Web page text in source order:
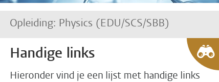
Opleiding: Physics (EDU/SCS/SBB)
Handige links
Hieronder vind je een lijst met handige links